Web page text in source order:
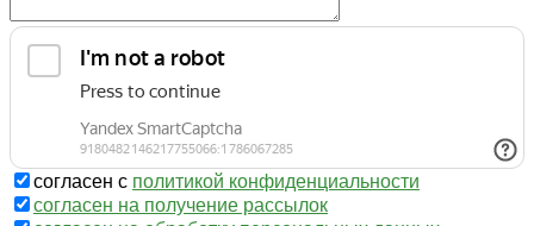
согласен с политикой конфиденциальности
согласен на получение рассылок